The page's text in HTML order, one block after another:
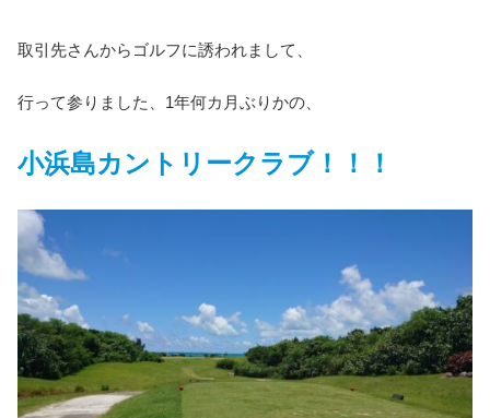
取引先さんからゴルフに誘われまして、
行って参りました、1年何カ月ぶりかの、
小浜島カントリークラブ！！！